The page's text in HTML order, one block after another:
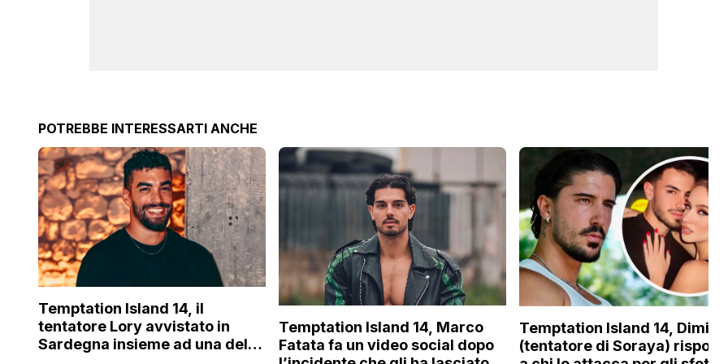
POTREBBE INTERESSARTI ANCHE
Temptation Island 14, il
tentatore Lory avvistato in
Sardegna insieme ad una delle
Temptation Island 14, Marco
Fatata fa un video social dopo
Temptation Island 14, Dimitri
(tentatore di Soraya)